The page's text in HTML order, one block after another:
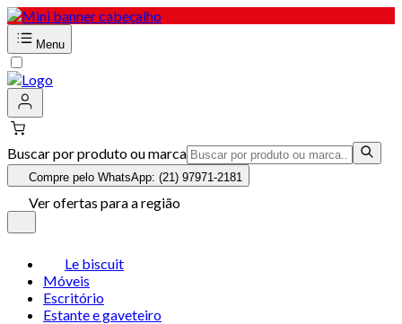
Menu
Buscar por produto ou marca
Compre pelo WhatsApp: (21) 97971-2181
Ver ofertas para a região
Le biscuit
Móveis
Escritório
Estante e gaveteiro